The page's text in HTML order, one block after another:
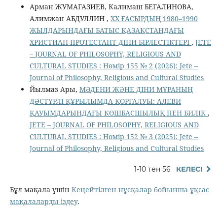
Арман ЖУМАГАЗИЕВ, Калимаш БЕГАЛИНОВА,
Алимжан АБДУЛЛИН , ХХ ҒАСЫРДЫҢ 1980–1990
ЖЫЛДАРЫНДАҒЫ БАТЫС ҚАЗАҚСТАНДАҒЫ
ХРИСТИАН-ПРОТЕСТАНТ ДІНИ БІРЛЕСТІКТЕРІ , JETE
– JОURNAL OF PHILOSOPHY, RELIGIOUS AND
CULTURAL STUDIES : Нөмір 155 № 2 (2026): Jete –
Jоurnal of Philosophy, Religious аnd Cultural Studies
Йылмаз Ары, МӘДЕНИ ЖӘНЕ ДІНИ МҰРАНЫҢ
ДӘСТҮРЛІ ҚҰРЫЛЫМДА ҚОРҒАЛУЫ: АЛЕВИ
ҚАУЫМДАРЫНДАҒЫ КӨШБАСШЫЛЫҚ ПЕН БИЛІК ,
JETE – JОURNAL OF PHILOSOPHY, RELIGIOUS AND
CULTURAL STUDIES : Нөмір 152 № 3 (2025): Jete –
Jоurnal of Philosophy, Religious аnd Cultural Studies
1-10 тен 56 КЕЛЕСІ
Бұл мақала үшін Кеңейтілген нұсқалар бойынша ұқсас
мақалаларды іздеу.